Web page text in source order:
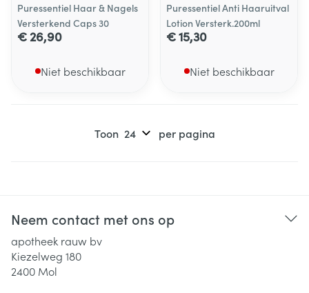
Puressentiel Haar & Nagels
Versterkend Caps 30
€ 26,90
Niet beschikbaar
Puressentiel Anti Haaruitval
Lotion Versterk.200ml
€ 15,30
Niet beschikbaar
Toon per pagina
Neem contact met ons op
apotheek rauw bv
Kiezelweg 180
2400 Mol